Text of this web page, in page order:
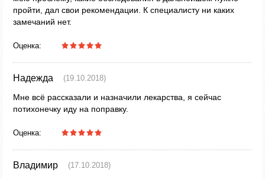
пройти, дал свои рекомендации. К специалисту ни каких
замечаний нет.
Оценка:
Надежда (19.10.2018)
Мне всё рассказали и назначили лекарства, я сейчас
потихонечку иду на поправку.
Оценка:
Владимир (17.10.2018)